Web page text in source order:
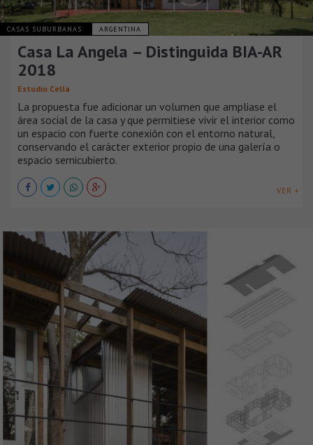
CASAS SUBURBANAS ARGENTINA
Casa La Angela – Distinguida BIA-AR
2018
Estudio Cella
La propuesta fue adicionar un volumen que ampliase el
área social de la casa y que permitiese vivir el interior como
un espacio con fuerte conexión con el entorno natural,
conservando el carácter exterior propio de una galería o
espacio semicubierto.
VER +